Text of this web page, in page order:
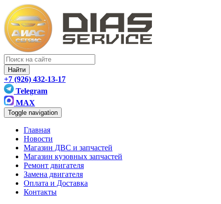
Найти
+7 (926) 432-13-17
Telegram
MAX
Toggle navigation
Главная
Новости
Магазин ДВС и запчастей
Магазин кузовных запчастей
Ремонт двигателя
Замена двигателя
Оплата и Доставка
Контакты